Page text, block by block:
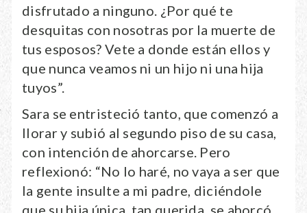
disfrutado a ninguno. ¿Por qué te
desquitas con nosotras por la muerte de
tus esposos? Vete a donde están ellos y
que nunca veamos ni un hijo ni una hija
tuyos”.
Sara se entristeció tanto, que comenzó a
llorar y subió al segundo piso de su casa,
con intención de ahorcarse. Pero
reflexionó: “No lo haré, no vaya a ser que
la gente insulte a mi padre, diciéndole
que su hija única, tan querida, se ahorcó